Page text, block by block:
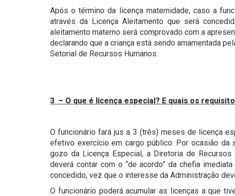
Após o término da licença maternidade, caso a
através da Licença Aleitamento que será
aleitamento materno será comprovado com a
declarando que a criança está sendo amamentada
Setorial de Recursos Humanos.
3 – O que é licença especial? E quais os
O funcionário fará jus a 3 (três) meses de licença
efetivo exercício em cargo público. Por ocasião da
gozo da Licença Especial, a Diretoria de
deverá contar com o “de acordo” da chefia
concedido, vez que o interesse da Administração
O funcionário poderá acumular as licenças a que